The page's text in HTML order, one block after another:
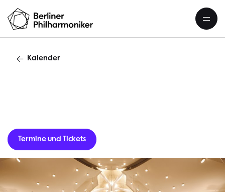
Kalender
Termine und Tickets